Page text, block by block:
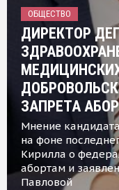
ОБЩЕСТВО
ДИРЕКТОР
ЗАПРЕТА
Мнение
на фоне
Кирилла о
абортам и
Павловой